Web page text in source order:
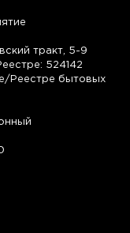
тракт, 5-9
524142
Реестре бытовых